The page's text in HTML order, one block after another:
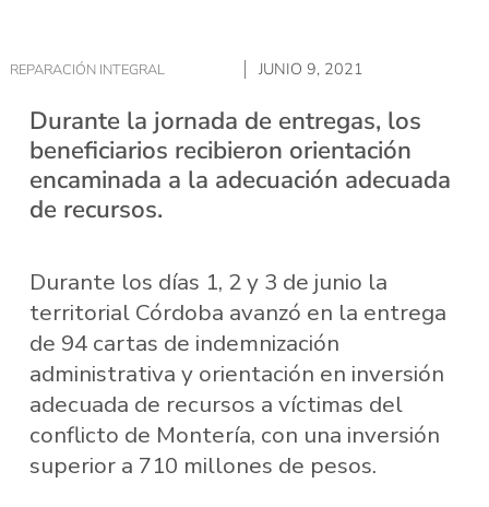
REPARACIÓN INTEGRAL JUNIO 9, 2021
Durante la jornada de entregas, los
beneficiarios recibieron orientación
encaminada a la adecuación adecuada
de recursos.
Durante los días 1, 2 y 3 de junio la
territorial Córdoba avanzó en la entrega
de 94 cartas de indemnización
administrativa y orientación en inversión
adecuada de recursos a víctimas del
conflicto de Montería, con una inversión
superior a 710 millones de pesos.